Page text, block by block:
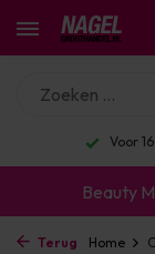
Voor
Beauty
Terug Home